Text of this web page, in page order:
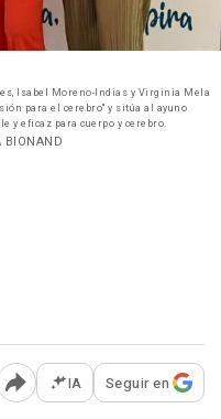
Isabel Moreno-Indias y Virginia Mela
para el cerebro" y sitúa al ayuno
y eficaz para cuerpo y cerebro.
BIONAND
Abrir opciones para
IA Seguir en